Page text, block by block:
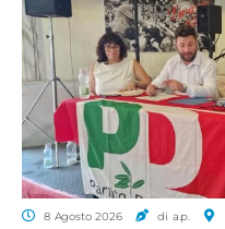
8 Agosto 2026 di a.p.